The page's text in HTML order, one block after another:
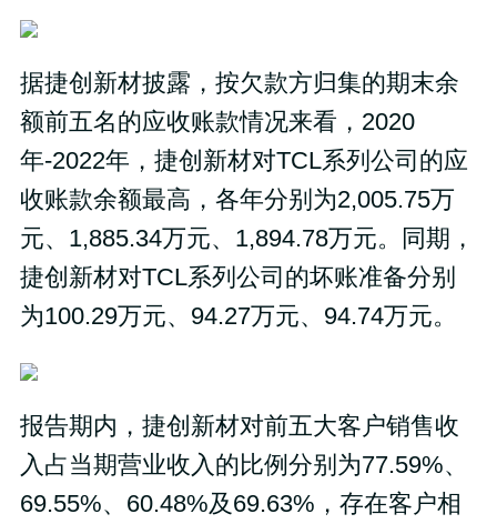
据捷创新材披露，按欠款方归集的期末余
额前五名的应收账款情况来看，2020
年-2022年，捷创新材对TCL系列公司的应
收账款余额最高，各年分别为2,005.75万
元、1,885.34万元、1,894.78万元。同期，
捷创新材对TCL系列公司的坏账准备分别
为100.29万元、94.27万元、94.74万元。
报告期内，捷创新材对前五大客户销售收
入占当期营业收入的比例分别为77.59%、
69.55%、60.48%及69.63%，存在客户相